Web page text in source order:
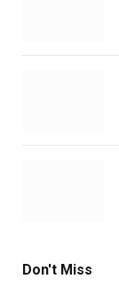
Don't Miss